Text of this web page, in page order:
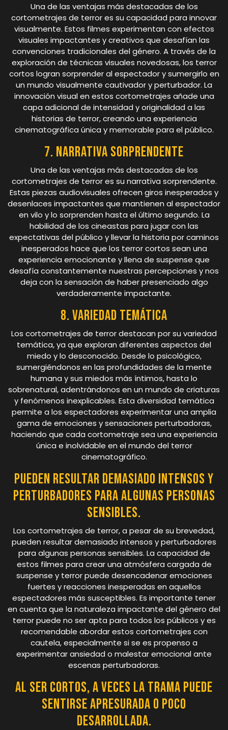
Una de las ventajas más destacadas de los
cortometrajes de terror es su capacidad para innovar
visualmente. Estos filmes experimentan con efectos
visuales impactantes y creativos que desafían las
convenciones tradicionales del género. A través de la
exploración de técnicas visuales novedosas, los terror
cortos logran sorprender al espectador y sumergirlo en
un mundo visualmente cautivador y perturbador. La
innovación visual en estos cortometrajes añade una
capa adicional de intensidad y originalidad a las
historias de terror, creando una experiencia
cinematográfica única y memorable para el público.
7. Narrativa sorprendente
Una de las ventajas más destacadas de los
cortometrajes de terror es su narrativa sorprendente.
Estas piezas audiovisuales ofrecen giros inesperados y
desenlaces impactantes que mantienen al espectador
en vilo y lo sorprenden hasta el último segundo. La
habilidad de los cineastas para jugar con las
expectativas del público y llevar la historia por caminos
inesperados hace que los terror cortos sean una
experiencia emocionante y llena de suspense que
desafía constantemente nuestras percepciones y nos
deja con la sensación de haber presenciado algo
verdaderamente impactante.
8. Variedad temática
Los cortometrajes de terror destacan por su variedad
temática, ya que exploran diferentes aspectos del
miedo y lo desconocido. Desde lo psicológico,
sumergiéndonos en las profundidades de la mente
humana y sus miedos más íntimos, hasta lo
sobrenatural, adentrándonos en un mundo de criaturas
y fenómenos inexplicables. Esta diversidad temática
permite a los espectadores experimentar una amplia
gama de emociones y sensaciones perturbadoras,
haciendo que cada cortometraje sea una experiencia
única e inolvidable en el mundo del terror
cinematográfico.
Pueden resultar demasiado intensos y
perturbadores para algunas personas
sensibles.
Los cortometrajes de terror, a pesar de su brevedad,
pueden resultar demasiado intensos y perturbadores
para algunas personas sensibles. La capacidad de
estos filmes para crear una atmósfera cargada de
suspense y terror puede desencadenar emociones
fuertes y reacciones inesperadas en aquellos
espectadores más susceptibles. Es importante tener
en cuenta que la naturaleza impactante del género del
terror puede no ser apta para todos los públicos y es
recomendable abordar estos cortometrajes con
cautela, especialmente si se es propenso a
experimentar ansiedad o malestar emocional ante
escenas perturbadoras.
Al ser cortos, a veces la trama puede
sentirse apresurada o poco
desarrollada.